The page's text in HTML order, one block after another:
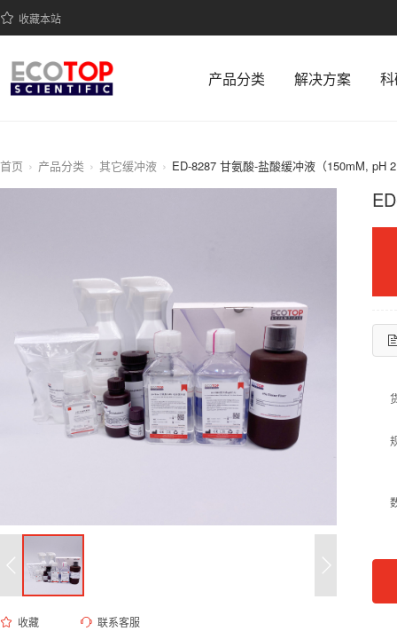
收藏本站
产品分类 解决方案
首页 产品分类 其它缓冲液 ED-8287 甘氨酸-盐酸缓冲液（150mM, pH
收藏 联系客服